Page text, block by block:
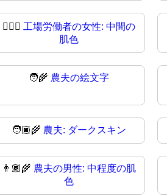
👩🏽‍⚖ 工場労働者の女性: 中間の
肌色
🧑‍🌾 農夫の絵文字
🧑🏿‍🌾 農夫: ダークスキン
👨🏾‍🌾 農夫の男性: 中程度の肌
色